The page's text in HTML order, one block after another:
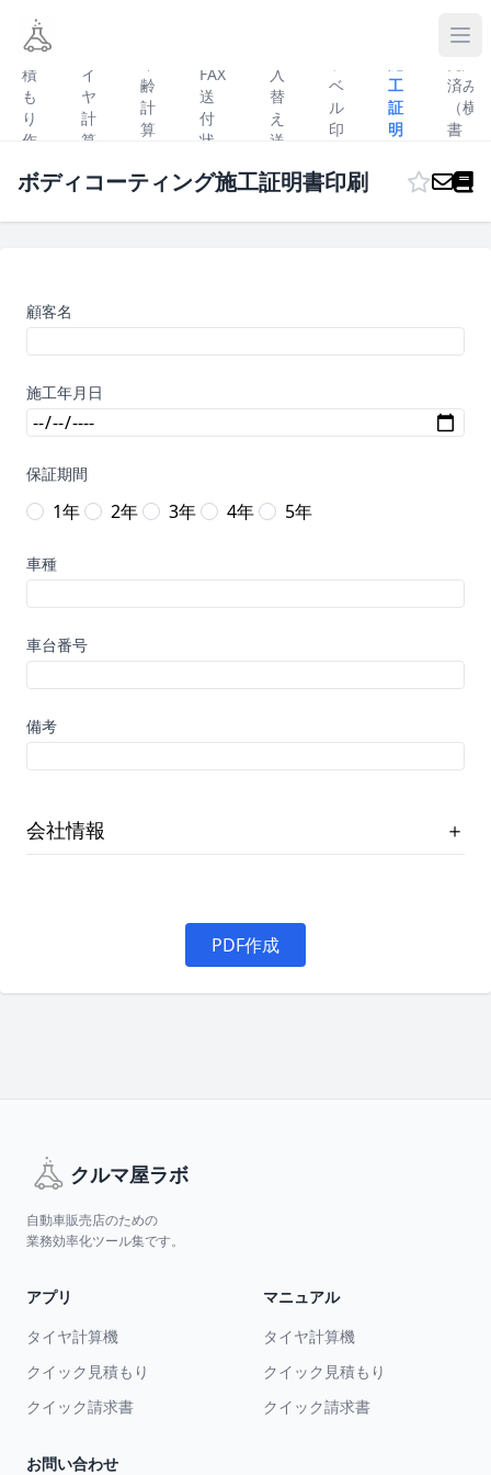
見
積
も
り
作
イ
ヤ
計
算
齢
計
算
FAX
送
付
状
入
替
え
送
状
ベ
ル
印
工
証
明
済み
（横
書
ボディコーティング施工証明書印刷
顧客名
施工年月日
保証期間
1年 2年 3年 4年 5年
車種
車台番号
備考
会社情報 ＋
PDF作成
クルマ屋ラボ
自動車販売店のための
業務効率化ツール集です。
アプリ
タイヤ計算機
クイック見積もり
クイック請求書
マニュアル
タイヤ計算機
クイック見積もり
クイック請求書
お問い合わせ